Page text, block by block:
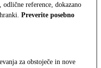
reference, dokazano
Preverite posebno
za obstoječe in nove